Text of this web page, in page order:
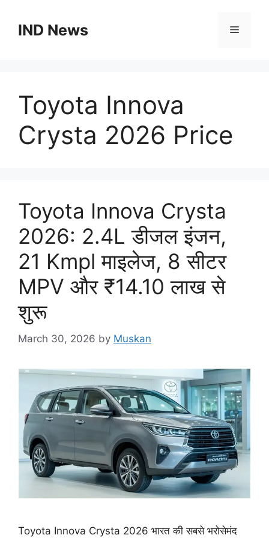
contentIND News Menu
Toyota Innova
Crysta 2026 Price
Toyota Innova Crysta
2026: 2.4L डीजल इंजन,
21 Kmpl माइलेज, 8 सीटर
MPV और ₹14.10 लाख से
शुरू
March 30, 2026 by Muskan
Toyota Innova Crysta 2026 भारत की सबसे भरोसेमंद